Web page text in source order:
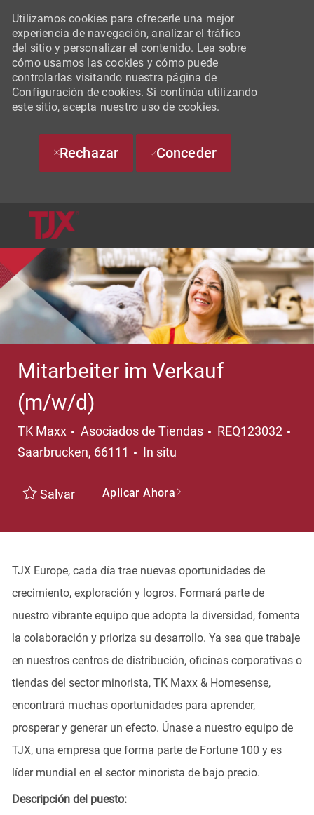
Utilizamos cookies para ofrecerle una mejor
experiencia de navegación, analizar el tráfico
del sitio y personalizar el contenido. Lea sobre
cómo usamos las cookies y cómo puede
controlarlas visitando nuestra página de
Configuración de cookies. Si continúa utilizando
este sitio, acepta nuestro uso de cookies.
Rechazar Conceder
Mitarbeiter im Verkauf
(m/w/d)
TK Maxx Categoría
Asociados de Tiendas REQ123032
Saarbrucken, 66111
In situ
Salvar Aplicar Ahora
TJX Europe, cada día trae nuevas oportunidades de
crecimiento, exploración y logros. Formará parte de
nuestro vibrante equipo que adopta la diversidad, fomenta
la colaboración y prioriza su desarrollo. Ya sea que trabaje
en nuestros centros de distribución, oficinas corporativas o
tiendas del sector minorista, TK Maxx & Homesense,
encontrará muchas oportunidades para aprender,
prosperar y generar un efecto. Únase a nuestro equipo de
TJX, una empresa que forma parte de Fortune 100 y es
líder mundial en el sector minorista de bajo precio.
Descripción del puesto: